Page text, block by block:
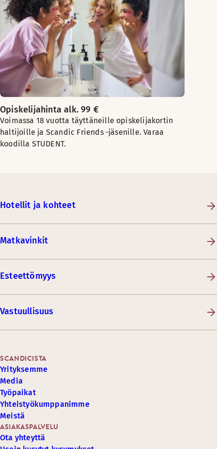
Opiskelijahinta alk. 99 €
Voimassa 18 vuotta täyttäneille opiskelijakortin
haltijoille ja Scandic Friends -jäsenille. Varaa
koodilla STUDENT.
Hotellit ja kohteet
Matkavinkit
Esteettömyys
Vastuullisuus
ASIAKASPALVELU
Ota yhteyttä
SCANDICISTA
Yrityksemme
Media
Työpaikat
Yhteistyökumppanimme
Meistä